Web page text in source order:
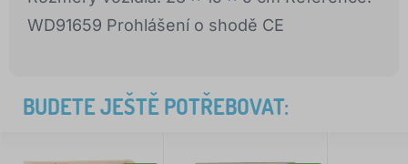
WD91659 Prohlášení o shodě CE
BUDETE JEŠTĚ POTŘEBOVAT: